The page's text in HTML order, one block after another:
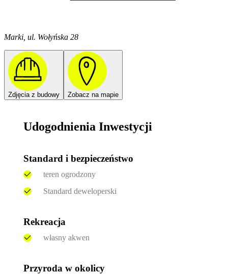
Marki, ul. Wołyńska 28
Zdjęcia z budowy Zobacz na mapie
Udogodnienia Inwestycji
Standard i bezpieczeństwo
teren ogrodzony
Standard deweloperski
Rekreacja
własny akwen
Przyroda w okolicy